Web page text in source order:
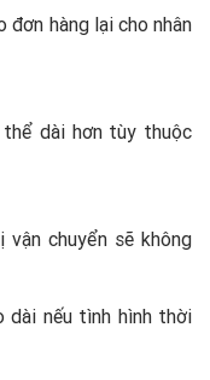
đơn hàng lại cho nhân
thể dài hơn tùy thuộc
chuyển sẽ không
dài nếu tình hình thời